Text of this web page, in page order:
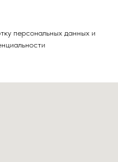
персональных данных и